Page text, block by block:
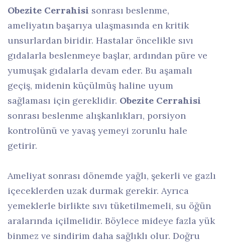
Obezite Cerrahisi sonrası beslenme,
ameliyatın başarıya ulaşmasında en kritik
unsurlardan biridir. Hastalar öncelikle sıvı
gıdalarla beslenmeye başlar, ardından püre ve
yumuşak gıdalarla devam eder. Bu aşamalı
geçiş, midenin küçülmüş haline uyum
sağlaması için gereklidir. Obezite Cerrahisi
sonrası beslenme alışkanlıkları, porsiyon
kontrolünü ve yavaş yemeyi zorunlu hale
getirir.
Ameliyat sonrası dönemde yağlı, şekerli ve gazlı
içeceklerden uzak durmak gerekir. Ayrıca
yemeklerle birlikte sıvı tüketilmemeli, su öğün
aralarında içilmelidir. Böylece mideye fazla yük
binmez ve sindirim daha sağlıklı olur. Doğru